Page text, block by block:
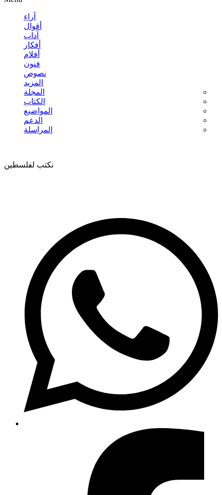
آراء
أقوال
آداب
أفكار
أفلام
فنون
نصوص
المزيد
المجلة
الكتاب
المواضيع
الدعم
المراسلة
نكتب لفلسطين